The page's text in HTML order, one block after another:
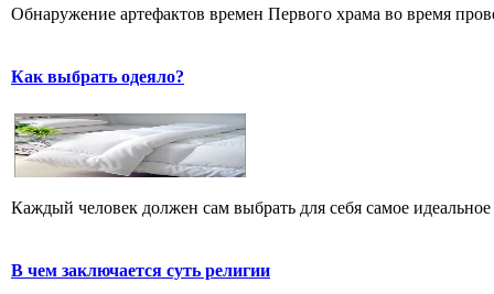
Обнаружение артефактов времен Первого храма во время
Как выбрать одеяло?
Каждый человек должен сам выбрать для себя самое
В чем заключается суть религии